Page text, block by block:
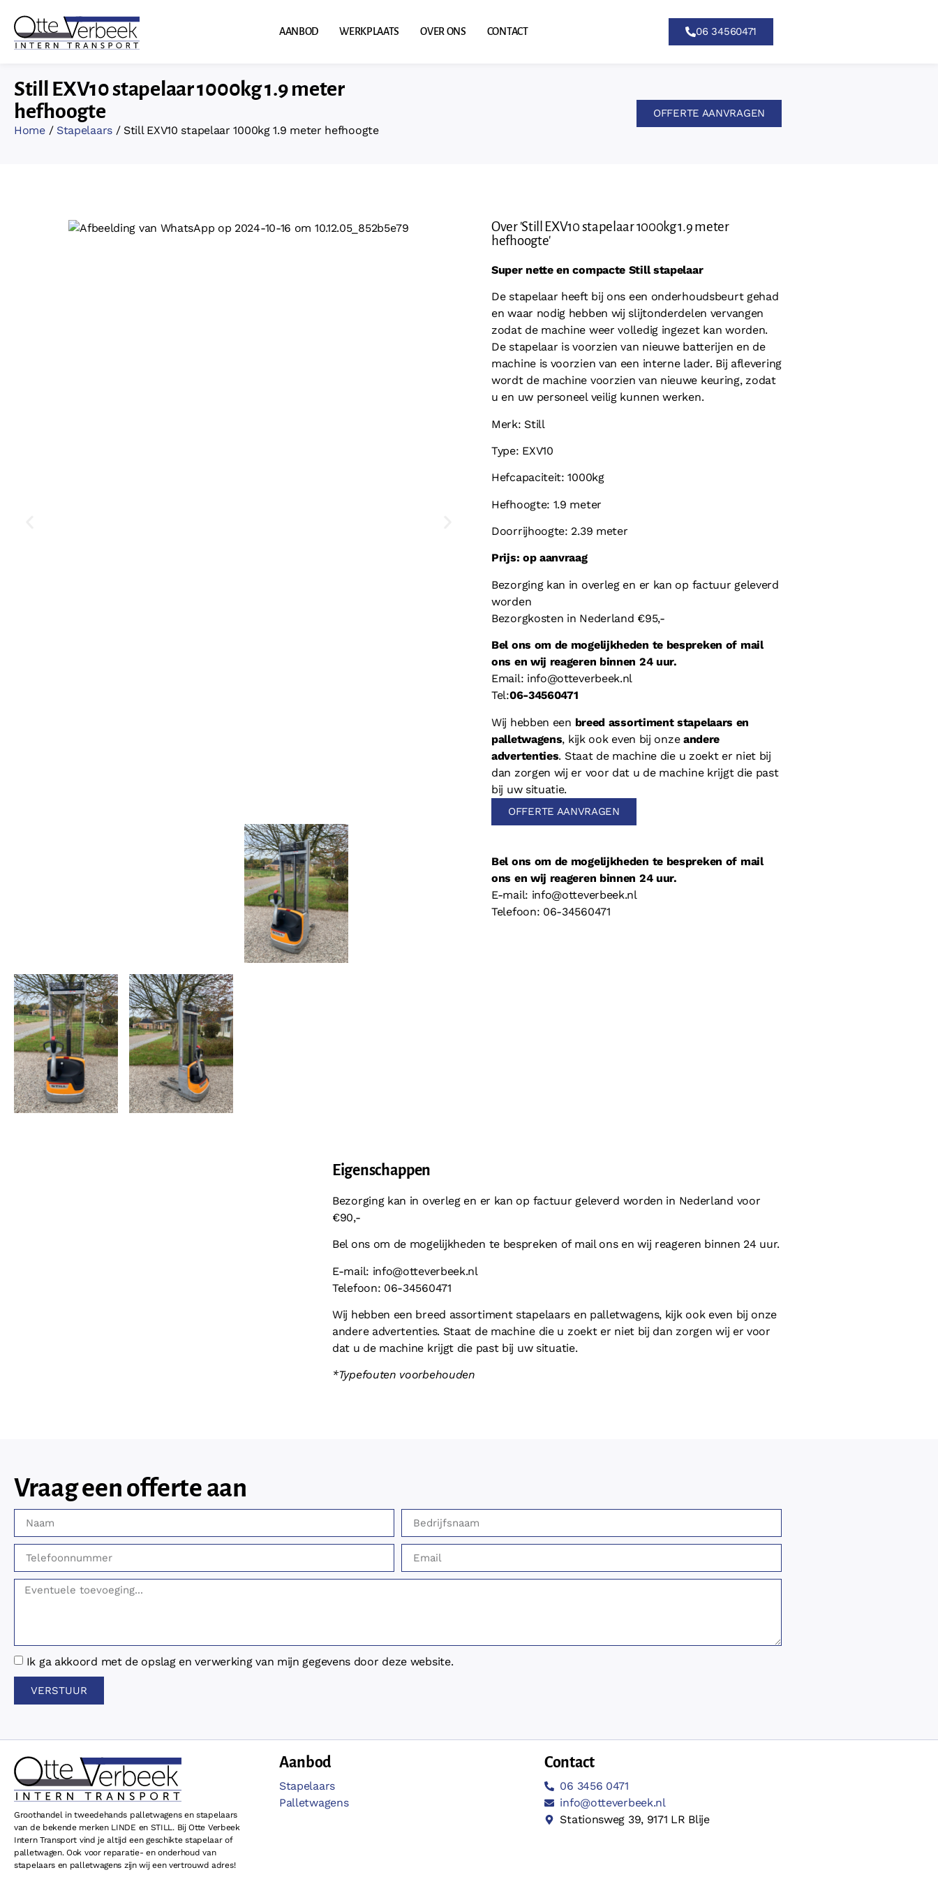
AANBOD WERKPLAATS OVER ONS CONTACT 06 34560471
Still EXV10 stapelaar 1000kg 1.9 meter
hefhoogte
Home/ Stapelaars/ Still EXV10 stapelaar 1000kg 1.9 meter hefhoogte
OFFERTE AANVRAGEN
Over 'Still EXV10 stapelaar 1000kg 1.9 meter
hefhoogte'
Super nette en compacte Still stapelaar
De stapelaar heeft bij ons een onderhoudsbeurt gehad
en waar nodig hebben wij slijtonderdelen vervangen
zodat de machine weer volledig ingezet kan worden.
De stapelaar is voorzien van nieuwe batterijen en de
machine is voorzien van een interne lader. Bij aflevering
wordt de machine voorzien van nieuwe keuring, zodat
u en uw personeel veilig kunnen werken.
Merk: Still
Type: EXV10
Hefcapaciteit: 1000kg
Hefhoogte: 1.9 meter
Doorrijhoogte: 2.39 meter
Prijs: op aanvraag
Bezorging kan in overleg en er kan op factuur geleverd
worden
Bezorgkosten in Nederland €95,-
Bel ons om de mogelijkheden te bespreken of mail
ons en wij reageren binnen 24 uur.
Email: info@otteverbeek.nl
Tel:06-34560471
Wij hebben een breed assortiment stapelaars en
palletwagens, kijk ook even bij onze andere
advertenties. Staat de machine die u zoekt er niet bij
dan zorgen wij er voor dat u de machine krijgt die past
bij uw situatie.
OFFERTE AANVRAGEN
Bel ons om de mogelijkheden te bespreken of mail
ons en wij reageren binnen 24 uur.
E-mail: info@otteverbeek.nl
Telefoon: 06-34560471
Eigenschappen
Bezorging kan in overleg en er kan op factuur geleverd worden in Nederland voor
€90,-
Bel ons om de mogelijkheden te bespreken of mail ons en wij reageren binnen 24 uur.
E-mail: info@otteverbeek.nl
Telefoon: 06-34560471
Wij hebben een breed assortiment stapelaars en palletwagens, kijk ook even bij onze
andere advertenties. Staat de machine die u zoekt er niet bij dan zorgen wij er voor
dat u de machine krijgt die past bij uw situatie.
*Typefouten voorbehouden
Vraag een offerte aan
Ik ga akkoord met de opslag en verwerking van mijn gegevens door deze website.
VERSTUUR
Groothandel in tweedehands palletwagens en stapelaars
van de bekende merken LINDE en STILL. Bij Otte Verbeek
Intern Transport vind je altijd een geschikte stapelaar of
palletwagen. Ook voor reparatie- en onderhoud van
stapelaars en palletwagens zijn wij een vertrouwd adres!
Aanbod
Stapelaars
Palletwagens
Contact
06 3456 0471
info@otteverbeek.nl
Stationsweg 39, 9171 LR Blije